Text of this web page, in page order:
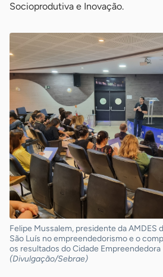
Socioprodutiva e Inovação.
Felipe Mussalem, presidente da AMDES
São Luís no empreendedorismo e o
os resultados do Cidade Empreendedora
(Divulgação/Sebrae)